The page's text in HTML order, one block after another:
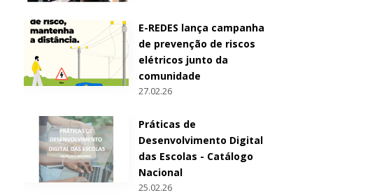
E-REDES lança campanha
de prevenção de riscos
elétricos junto da
comunidade
27.02.26
Práticas de
Desenvolvimento Digital
das Escolas - Catálogo
Nacional
25.02.26